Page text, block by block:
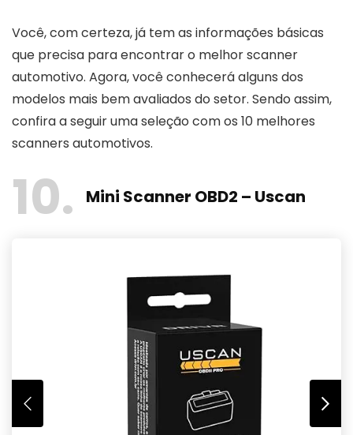
Você, com certeza, já tem as informações básicas
que precisa para encontrar o melhor scanner
automotivo. Agora, você conhecerá alguns dos
modelos mais bem avaliados do setor. Sendo assim,
confira a seguir uma seleção com os 10 melhores
scanners automotivos.
10 Mini Scanner OBD2 – Uscan